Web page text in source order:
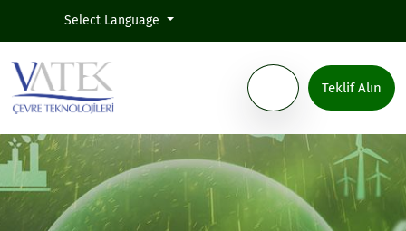
Select Language
Teklif Alın